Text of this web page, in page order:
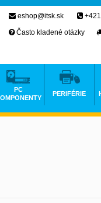
eshop@itsk.sk
Často kladené otázky
PC
PERIFÉRIE